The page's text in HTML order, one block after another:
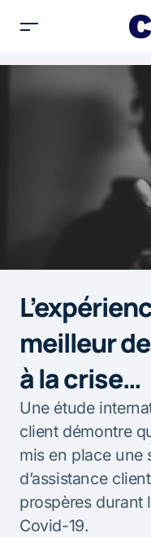
meilleur
à la crise…
Une étude
client démontre
mis en place une
d’assistance
prospères durant
Covid-19.